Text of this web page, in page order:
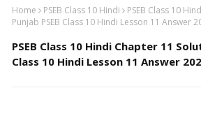
Home PSEB Class 10 Hindi
PSEB Class 10
Punjab PSEB Class 10 Hindi Lesson 11 Answer
PSEB Class 10 Hindi Chapter 11
Class 10 Hindi Lesson 11 Answer